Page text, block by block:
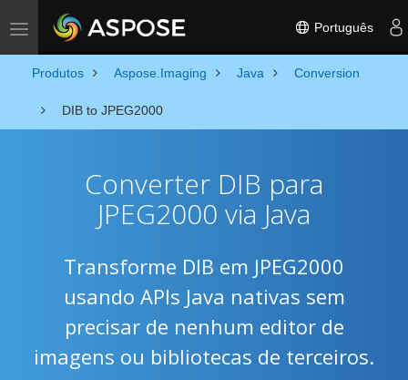
Toggle navigation Português
Produtos Aspose.Imaging Java Conversion
DIB to JPEG2000
Converter DIB para
JPEG2000 via Java
Transforme DIB em JPEG2000
usando APIs Java nativas sem
precisar de nenhum editor de
imagens ou bibliotecas de terceiros.